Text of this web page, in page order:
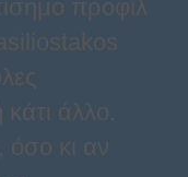
προφίλ
άλλο.
όσο κι αν